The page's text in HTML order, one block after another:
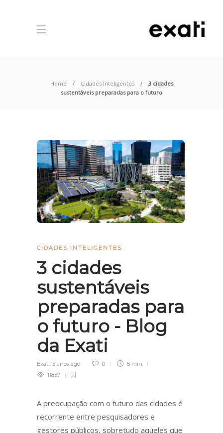
Home Cidades Inteligentes
3 cidades
sustentáveis preparadas para o futuro
CIDADES INTELIGENTES
3 cidades
sustentáveis
preparadas para
o futuro - Blog
da Exati
Exati, 5 anos ago 0
5 min
11857
A preocupação com o futuro das cidades é
recorrente entre pesquisadores e
gestores públicos, sobretudo aqueles que